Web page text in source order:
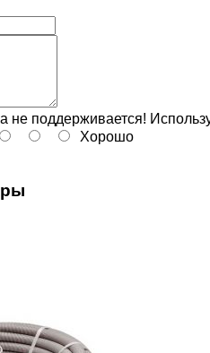
не поддерживается!
Хорошо